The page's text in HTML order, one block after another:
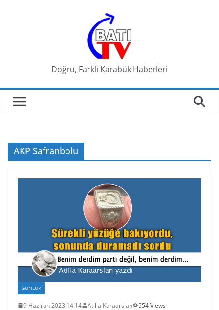
Doğru, Farklı Karabük Haberleri
AKP Safranbolu
GÜNLÜK
9 Haziran 2023 14:14 Atilla Karaarslan
554 Views